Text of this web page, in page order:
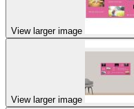
View larger image
View larger image